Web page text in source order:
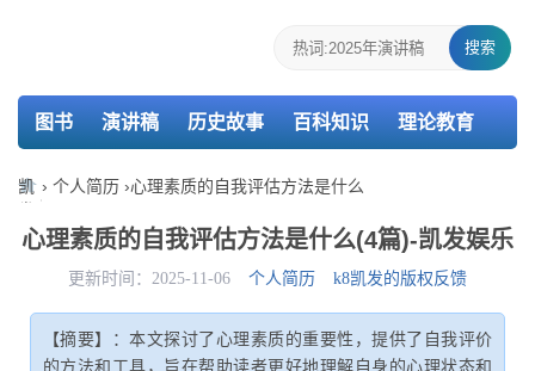
搜索
图书 演讲稿 历史故事 百科知识 理论教育
个人简历 报告 策划 教案 课件
主持词 述职报告 活动总结 介绍信
凯
娱
› 个人简历 ›心理素质的自我评估方法是什么
心理素质的自我评估方法是什么(4篇)-凯发娱乐
更新时间：2025-11-06 个人简历 k8凯发的版权反馈
【摘要】：本文探讨了心理素质的重要性，提供了自我评价
的方法和工具，旨在帮助读者更好地理解自身的心理状态和